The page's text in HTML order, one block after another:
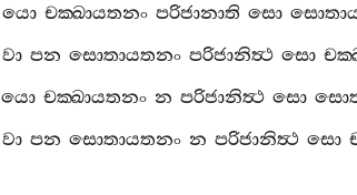
යො චක‍්ඛායතනං පරිජානාති සො
වා පන සොතායතනං පරිජානිත්‍ථ සො
යො චක‍්ඛායතනං න පරිජානිත්‍ථ සො
වා පන සොතායතනං න පරිජානිත්‍ථ සො